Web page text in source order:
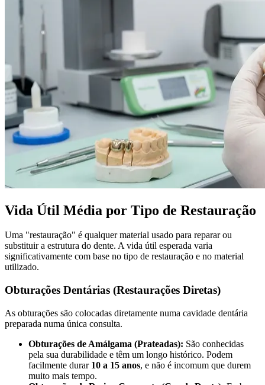
Vida Útil Média por Tipo de Restauração
Uma "restauração" é qualquer material usado para reparar ou
substituir a estrutura do dente. A vida útil esperada varia
significativamente com base no tipo de restauração e no material
utilizado.
Obturações Dentárias (Restaurações Diretas)
As obturações são colocadas diretamente numa cavidade dentária
preparada numa única consulta.
Obturações de Amálgama (Prateadas): São conhecidas
pela sua durabilidade e têm um longo histórico. Podem
facilmente durar 10 a 15 anos, e não é incomum que durem
muito mais tempo.